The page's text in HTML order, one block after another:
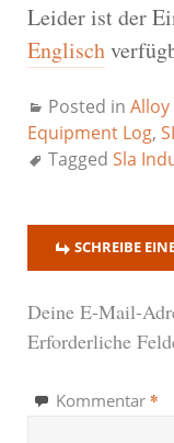
Leider ist der
Englisch
Posted in
Equipment Log,
Tagged Sla
SCHREIBE
Deine E-Mail-
Erforderliche
Kommentar *